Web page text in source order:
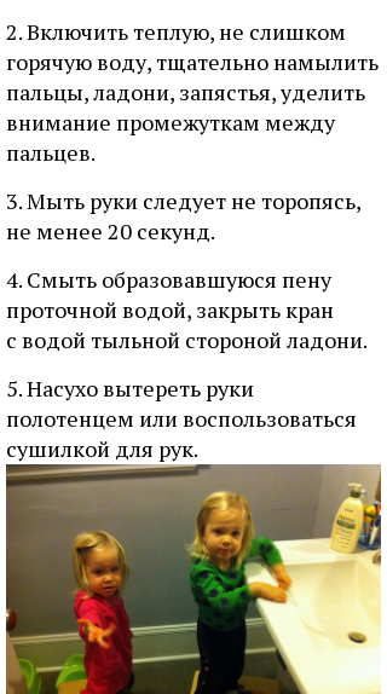
2. Включить теплую, не слишком
горячую воду, тщательно намылить
пальцы, ладони, запястья, уделить
внимание промежуткам между
пальцев.
3. Мыть руки следует не торопясь,
не менее 20 секунд.
4. Смыть образовавшуюся пену
проточной водой, закрыть кран
с водой тыльной стороной ладони.
5. Насухо вытереть руки
полотенцем или воспользоваться
сушилкой для рук.